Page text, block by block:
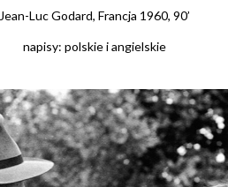
Jean-Luc Godard, Francja 1960, 90’
napisy: polskie i angielskie